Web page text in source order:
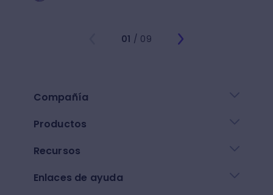
01 / 09
Compañía
Productos
Recursos
Enlaces de ayuda